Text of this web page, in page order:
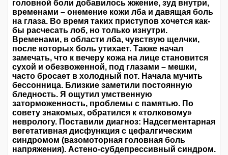
головной боли добавилось жжение, зуд внутри,
временами – онемение кожи лба и давящая боль
на глаза. Во время таких приступов хочется как-
бы расчесать лоб, но только изнутри.
Временами, в области лба, чувствую щелчки,
после которых боль утихает. Также начал
замечать, что к вечеру кожа на лице становится
сухой и обезвоженной, под глазами – мешки,
часто бросает в холодный пот. Начала мучить
бессонница. Близкие заметили постоянную
бледность. Я ощутил умственную
заторможенность, проблемы с памятью. По
совету знакомых, обратился к «толковому»
неврологу. Поставили диагноз: Надсегментарная
вегетативная дисфункция с цефалгическим
синдромом (вазомоторная головная боль
напряжения). Астено-субдепрессивный синдром.